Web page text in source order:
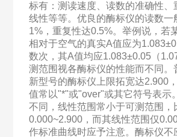
标有：测读速度、读数的准确性、
线性等等。优良的酶标仪的读数
1%，重复性达0.5%。举例说，若
相对于空气的真实A值应为
数次，其A值均应1.083±0.05（
测范围视各酶标仪的性能而不同。
新型号的酶标仪上限拓宽达2.900
值常以"*"或"over"或其它符号表示
不同，线性范围常小于可测范围
0.000~2.900，而其线性范围仅
作标准曲线时应予注意。酶标仪